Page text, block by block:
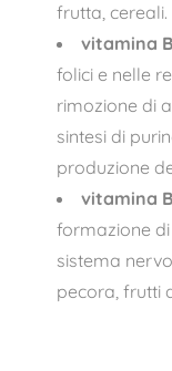
frutta, cereali.
vitamina
folici e nelle
rimozione di
sintesi di
produzione
vitamina
formazione
sistema
pecora, frutti